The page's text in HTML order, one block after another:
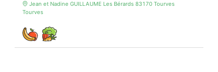
Jean et Nadine GUILLAUME Les Bérards 83170 Tourves
Tourves